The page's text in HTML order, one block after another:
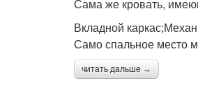
Сама же кровать,
Вкладной
Само спальное место
читать дальше →